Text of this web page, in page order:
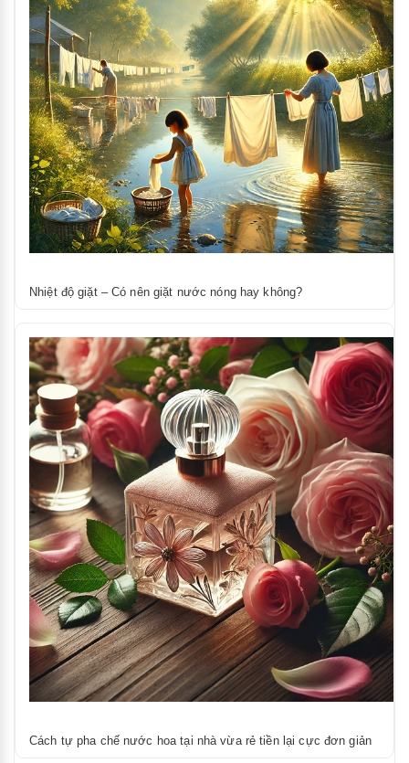
Nhiệt độ giặt – Có nên giặt nước nóng hay không?
Cách tự pha chế nước hoa tại nhà vừa rẻ tiền lại cực đơn giản